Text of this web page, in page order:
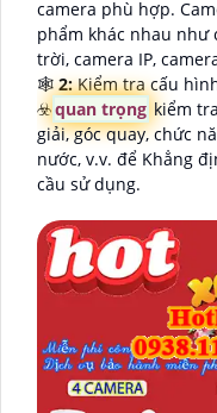
camera phù hợp.
phẩm khác nhau như
trời, camera IP,
🕸️2:Kiểm tra cấu
☣️quan trọng kiểm
giải, góc quay, chức
nước, v.v. để Khẳng
cầu sử dụng.